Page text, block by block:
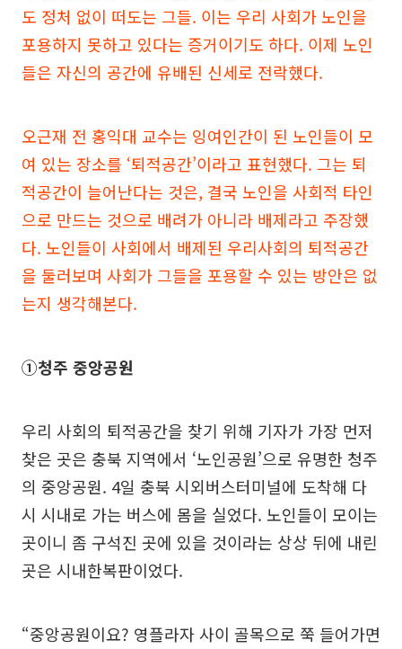
도 정처 없이 떠도는 그들. 이는 우리 사회가 노인을
포용하지 못하고 있다는 증거이기도 하다. 이제 노인
들은 자신의 공간에 유배된 신세로 전락했다.
오근재 전 홍익대 교수는 잉여인간이 된 노인들이 모
여 있는 장소를 ‘퇴적공간’이라고 표현했다. 그는 퇴
적공간이 늘어난다는 것은, 결국 노인을 사회적 타인
으로 만드는 것으로 배려가 아니라 배제라고 주장했
다. 노인들이 사회에서 배제된 우리사회의 퇴적공간
을 둘러보며 사회가 그들을 포용할 수 있는 방안은 없
는지 생각해본다.
①청주 중앙공원
우리 사회의 퇴적공간을 찾기 위해 기자가 가장 먼저
찾은 곳은 충북 지역에서 ‘노인공원’으로 유명한 청주
의 중앙공원. 4일 충북 시외버스터미널에 도착해 다
시 시내로 가는 버스에 몸을 실었다. 노인들이 모이는
곳이니 좀 구석진 곳에 있을 것이라는 상상 뒤에 내린
곳은 시내한복판이었다.
“중앙공원이요? 영플라자 사이 골목으로 쭉 들어가면